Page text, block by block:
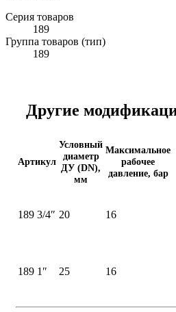
Серия товаров
189
Группа товаров (тип)
189
Другие
Артикул
Условный
диаметр
ДУ (DN),
мм
Максимальное
рабочее
давление, бар
189 3/4″ 20 16
189 1″ 25 16